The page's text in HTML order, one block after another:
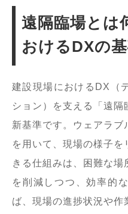
遠隔臨場とは
おけるDXの
建設現場におけるDX（
ション）を支える「遠
新基準です。ウェアラブ
を用いて、現場の様子
きる仕組みは、困難な場
を削減しつつ、効率的
ば、現場の進捗状況や